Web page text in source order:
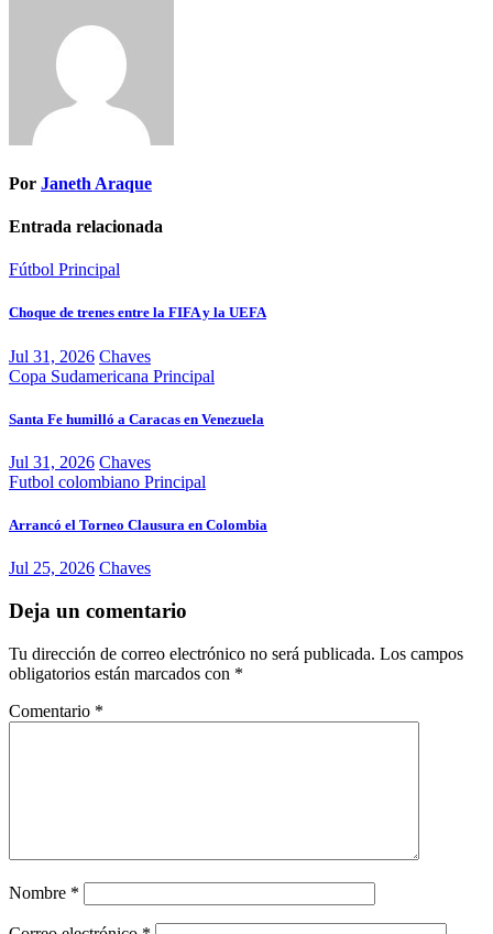
Por Janeth Araque
Entrada relacionada
Fútbol Principal
Choque de trenes entre la FIFA y la UEFA
Jul 31, 2026 Chaves
Copa Sudamericana Principal
Santa Fe humilló a Caracas en Venezuela
Jul 31, 2026 Chaves
Futbol colombiano Principal
Arrancó el Torneo Clausura en Colombia
Jul 25, 2026 Chaves
Deja un comentario
Tu dirección de correo electrónico no será publicada. Los campos
obligatorios están marcados con *
Comentario *
Nombre *